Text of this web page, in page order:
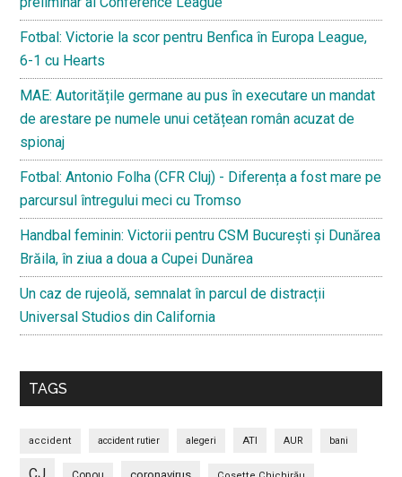
Fotbal: Victorie la scor pentru Benfica în Europa League,
6-1 cu Hearts
MAE: Autoritățile germane au pus în executare un mandat
de arestare pe numele unui cetățean român acuzat de
spionaj
Fotbal: Antonio Folha (CFR Cluj) - Diferența a fost mare pe
parcursul întregului meci cu Tromso
Handbal feminin: Victorii pentru CSM București și Dunărea
Brăila, în ziua a doua a Cupei Dunărea
Un caz de rujeolă, semnalat în parcul de distracții
Universal Studios din California
TAGS
accident accident rutier alegeri ATI AUR bani